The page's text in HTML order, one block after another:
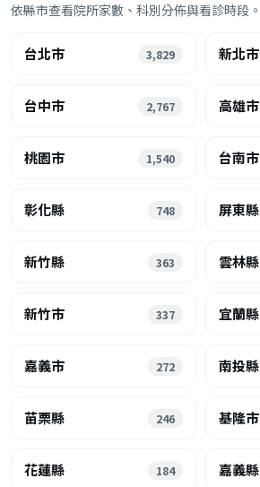
依縣市查看院所家數、科別分佈與看診時段。
台北市 3,829 新北市
台中市 2,767 高雄市
桃園市 1,540 台南市
彰化縣 748 屏東縣
新竹縣 363 雲林縣
新竹市 337 宜蘭縣
嘉義市 272 南投縣
苗栗縣 246 基隆市
花蓮縣 184 嘉義縣